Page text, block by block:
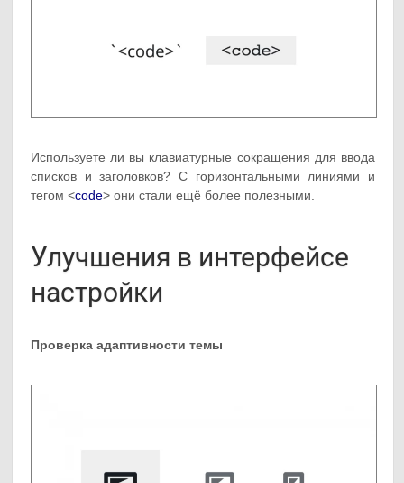
Используете ли вы клавиатурные сокращения для ввода
списков и заголовков? С горизонтальными линиями и
тегом <code> они стали ещё более полезными.
Улучшения в интерфейсе
настройки
Проверка адаптивности темы